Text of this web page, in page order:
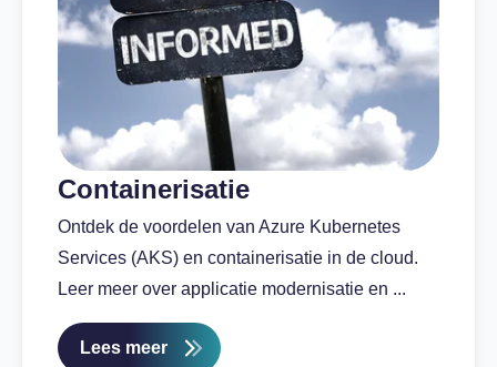
Containerisatie
Ontdek de voordelen van Azure Kubernetes
Services (AKS) en containerisatie in de cloud.
Leer meer over applicatie modernisatie en ...
Lees meer